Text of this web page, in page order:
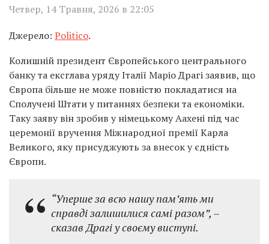
Четвер, 14 Травня, 2026 в 22:05
Джерело: Politico.
Колишній президент Європейського центрального
банку та ексглава уряду Італії Маріо Драгі заявив, що
Європа більше не може повністю покладатися на
Сполучені Штати у питаннях безпеки та економіки.
Таку заяву він зробив у німецькому Аахені під час
церемонії вручення Міжнародної премії Карла
Великого, яку присуджують за внесок у єдність
Європи.
“Уперше за всю нашу пам’ять ми
справді залишилися самі разом”, –
сказав Драгі у своєму виступі.